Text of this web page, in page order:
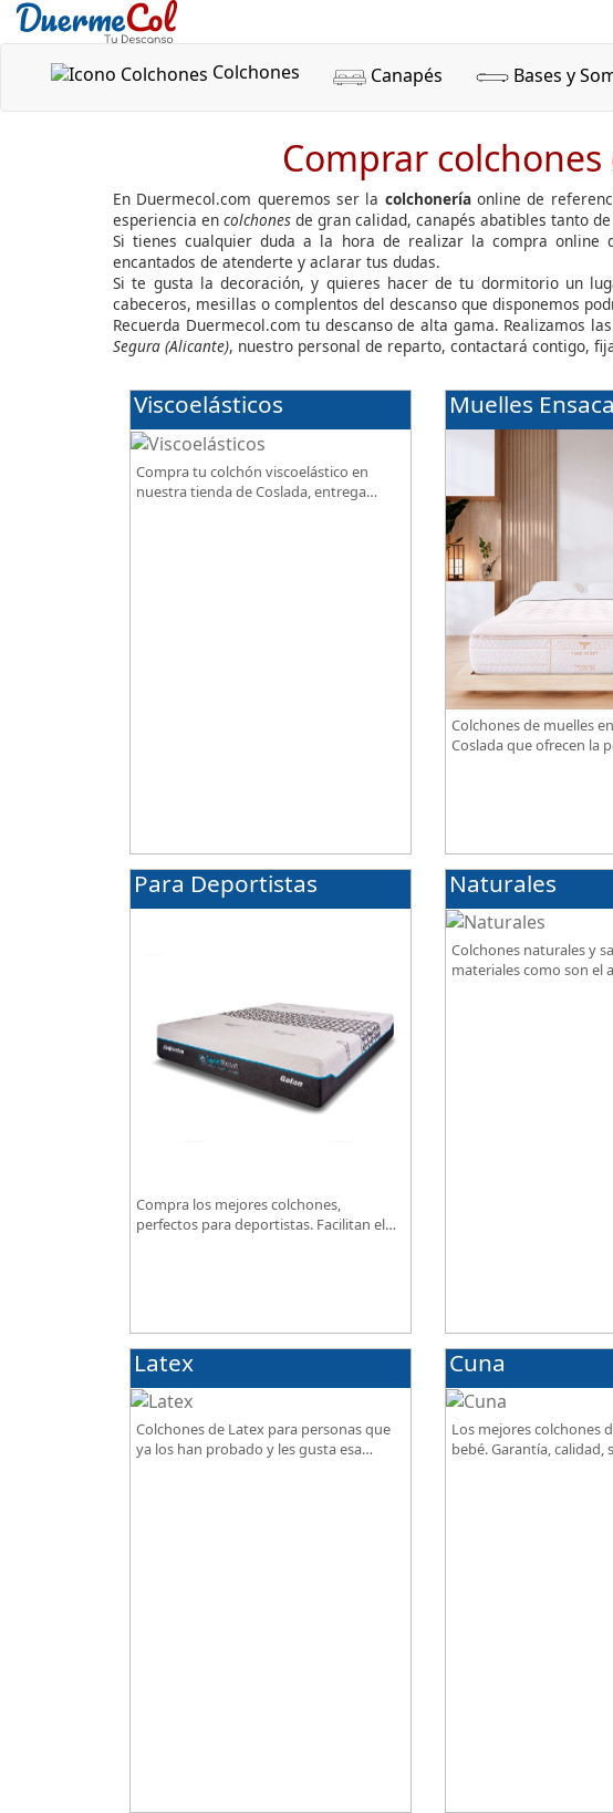
Colchones Canapés Bases y
Comprar
En Duermecol.com queremos ser la colchoneríaonline de
esperiencia en colchones de gran calidad, canapés abatibles tanto
Si tienes cualquier duda a la hora de realizar la compra online
encantados de atenderte y aclarar tus dudas.
Si te gusta la decoración, y quieres hacer de tu dormitorio un
cabeceros, mesillas o complentos del descanso que disponemos
Recuerda Duermecol.com tu descanso de alta gama. Realizamos
Segura (Alicante), nuestro personal de reparto, contactará contigo,
Viscoelásticos
Compra tu colchón viscoelástico en
nuestra tienda de Coslada, entrega
Muelles
Colchones de muelles
Coslada que ofrecen la
Para Deportistas
Compra los mejores colchones,
perfectos para deportistas. Facilitan el
Naturales
Colchones naturales y
materiales como son el
Latex
Colchones de Latex para personas que
ya los han probado y les gusta esa
Cuna
Los mejores colchones
bebé. Garantía, calidad,